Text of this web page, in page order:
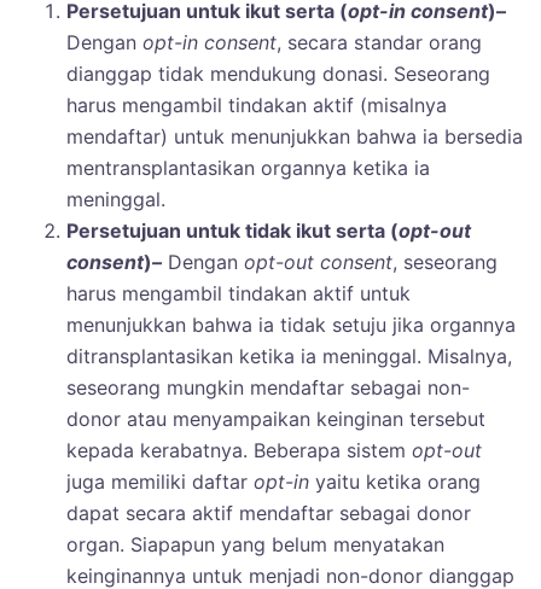
Persetujuan untuk ikut serta (opt-in consent)–
Dengan opt-in consent, secara standar orang
dianggap tidak mendukung donasi. Seseorang
harus mengambil tindakan aktif (misalnya
mendaftar) untuk menunjukkan bahwa ia bersedia
mentransplantasikan organnya ketika ia
meninggal.
Persetujuan untuk tidak ikut serta (opt-out
consent)– Dengan opt-out consent, seseorang
harus mengambil tindakan aktif untuk
menunjukkan bahwa ia tidak setuju jika organnya
ditransplantasikan ketika ia meninggal. Misalnya,
seseorang mungkin mendaftar sebagai non-
donor atau menyampaikan keinginan tersebut
kepada kerabatnya. Beberapa sistem opt-out
juga memiliki daftar opt-in yaitu ketika orang
dapat secara aktif mendaftar sebagai donor
organ. Siapapun yang belum menyatakan
keinginannya untuk menjadi non-donor dianggap